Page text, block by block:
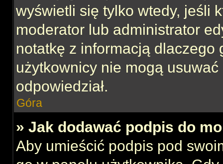
wyświetli się tylko wtedy, jeśli
moderator lub administrator
notatkę z informacją
użytkownicy nie mogą
odpowiedział.
Góra
» Jak dodawać podpis do
Aby umieścić podpis pod